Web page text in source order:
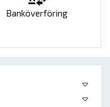
Banköverföring